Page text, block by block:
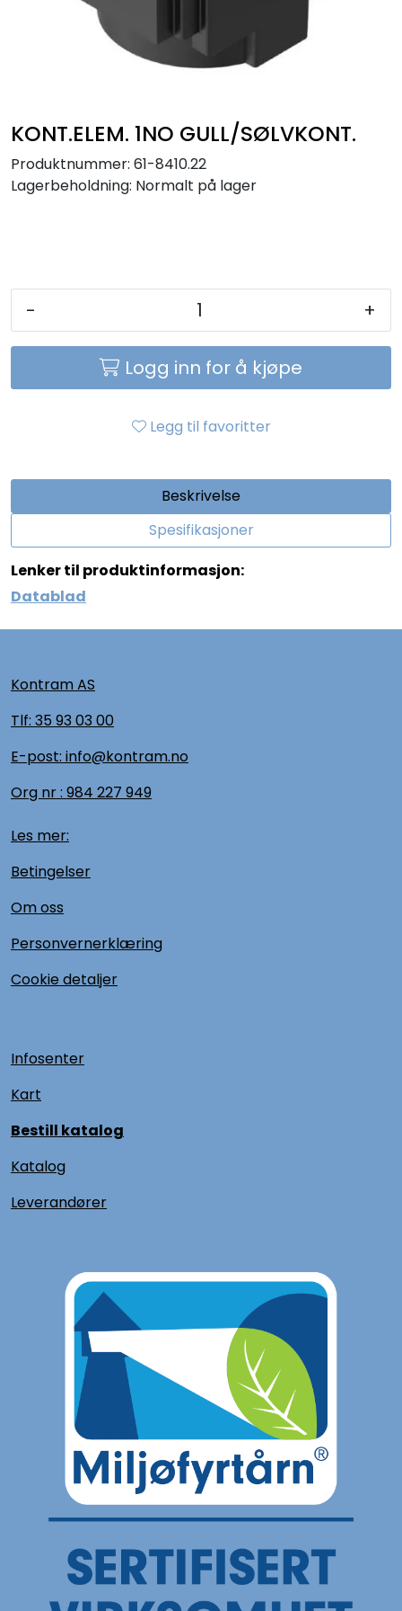
KONT.ELEM. 1NO GULL/SØLVKONT.
Produktnummer: 61-8410.22
Lagerbeholdning: Normalt på lager
- +
Logg inn for å kjøpe
Legg til favoritter
Beskrivelse
Spesifikasjoner
Lenker til produktinformasjon:
Datablad
Kontram AS
Tlf: 35 93 03 00
E-post: info@kontram.no
Org nr : 984 227 949
Les mer:
Betingelser
Om oss
Personvernerklæring
Cookie detaljer
Infosenter
Kart
Bestill katalog
Katalog
Leverandører